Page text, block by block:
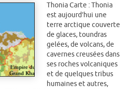
Thonia Carte : Thonia
est aujourd’hui une
terre arctique couverte
de glaces, toundras
gelées, de volcans, de
cavernes creusées dans
ses roches volcaniques
et de quelques tribus
humaines et autres,